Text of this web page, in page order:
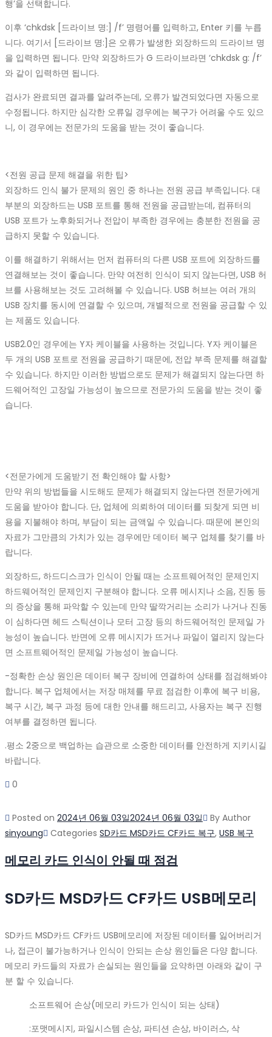
행’을 선택합니다.
이후 ‘chkdsk [드라이브 명:] /f’ 명령어를 입력하고, Enter 키를 누릅
니다. 여기서 [드라이브 명:]은 오류가 발생한 외장하드의 드라이브 명
을 입력하면 됩니다. 만약 외장하드가 G 드라이브라면 ‘chkdsk g: /f’
와 같이 입력하면 됩니다.
검사가 완료되면 결과를 알려주는데, 오류가 발견되었다면 자동으로
수정됩니다. 하지만 심각한 오류일 경우에는 복구가 어려울 수도 있으
니, 이 경우에는 전문가의 도움을 받는 것이 좋습니다.
<전원 공급 문제 해결을 위한 팁>
외장하드 인식 불가 문제의 원인 중 하나는 전원 공급 부족입니다. 대
부분의 외장하드는 USB 포트를 통해 전원을 공급받는데, 컴퓨터의
USB 포트가 노후화되거나 전압이 부족한 경우에는 충분한 전원을 공
급하지 못할 수 있습니다.
이를 해결하기 위해서는 먼저 컴퓨터의 다른 USB 포트에 외장하드를
연결해보는 것이 좋습니다. 만약 여전히 인식이 되지 않는다면, USB 허
브를 사용해보는 것도 고려해볼 수 있습니다. USB 허브는 여러 개의
USB 장치를 동시에 연결할 수 있으며, 개별적으로 전원을 공급할 수 있
는 제품도 있습니다.
USB2.0인 경우에는 Y자 케이블을 사용하는 것입니다. Y자 케이블은
두 개의 USB 포트로 전원을 공급하기 때문에, 전압 부족 문제를 해결할
수 있습니다. 하지만 이러한 방법으로도 문제가 해결되지 않는다면 하
드웨어적인 고장일 가능성이 높으므로 전문가의 도움을 받는 것이 좋
습니다.
<전문가에게 도움받기 전 확인해야 할 사항>
만약 위의 방법들을 시도해도 문제가 해결되지 않는다면 전문가에게
도움을 받아야 합니다. 단, 업체에 의뢰하여 데이터를 되찾게 되면 비
용을 지불해야 하며, 부담이 되는 금액일 수 있습니다. 때문에 본인의
자료가 그만큼의 가치가 있는 경우에만 데이터 복구 업체를 찾기를 바
랍니다.
외장하드, 하드디스크가 인식이 안될 때는 소프트웨어적인 문제인지
하드웨어적인 문제인지 구분해야 합니다. 오류 메시지나 소음, 진동 등
의 증상을 통해 파악할 수 있는데 만약 딸깍거리는 소리가 나거나 진동
이 심하다면 헤드 스틱션이나 모터 고장 등의 하드웨어적인 문제일 가
능성이 높습니다. 반면에 오류 메시지가 뜨거나 파일이 열리지 않는다
면 소프트웨어적인 문제일 가능성이 높습니다.
-정확한 손상 원인은 데이터 복구 장비에 연결하여 상태를 점검해봐야
합니다. 복구 업체에서는 저장 매체를 무료 점검한 이후에 복구 비용,
복구 시간, 복구 과정 등에 대한 안내를 해드리고, 사용자는 복구 진행
여부를 결정하면 됩니다.
.평소 2중으로 백업하는 습관으로 소중한 데이터를 안전하게 지키시길
바랍니다.
0
Posted on 2024년 06월 03일2024년 06월 03일 By Author
sinyoung
Categories SD카드 MSD카드 CF카드 복구, USB 복구
메모리 카드 인식이 안될 때 점검
SD카드 MSD카드 CF카드 USB메모리
SD카드 MSD카드 CF카드 USB메모리에 저장된 데이터를 잃어버리거
나, 접근이 불가능하거나 인식이 안되는 손상 원인들은 다양 합니다.
메모리 카드들의 자료가 손실되는 원인들을 요약하면 아래와 같이 구
분 할 수 있습니다.
소프트웨어 손상(메모리 카드가 인식이 되는 상태)
:포맷메시지, 파일시스템 손상, 파티션 손상, 바이러스, 삭